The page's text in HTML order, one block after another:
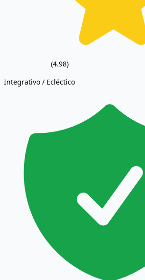
(4.98)
Integrativo / Ecléctico